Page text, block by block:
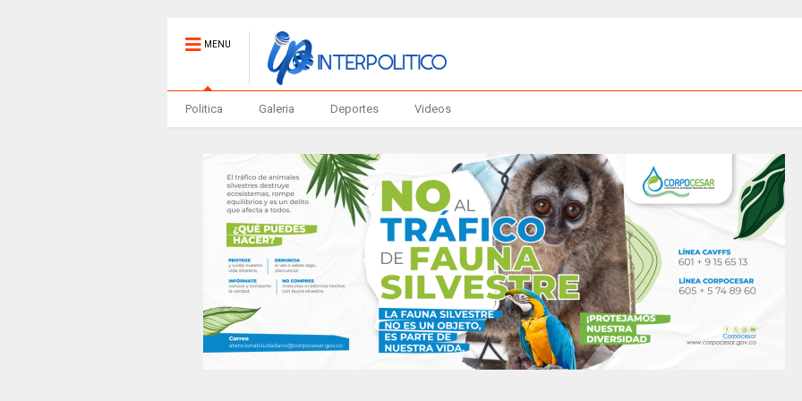
MENU
Politica Galeria Deportes Videos